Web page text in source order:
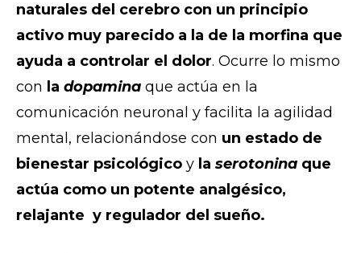
naturales del cerebro con un principio
activo muy parecido a la de la morfina que
ayuda a controlar el dolor. Ocurre lo mismo
con la dopamina que actúa en la
comunicación neuronal y facilita la agilidad
mental, relacionándose con un estado de
bienestar psicológico y la serotonina que
actúa como un potente analgésico,
relajante y regulador del sueño.